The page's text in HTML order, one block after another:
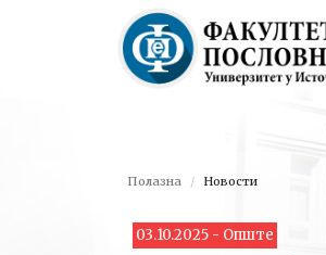
Полазна Новости
03.10.2025 - Опште